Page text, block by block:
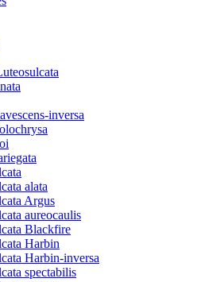
inversa
alata
Argus
aureocaulis
Blackfire
Harbin
Harbin-inversa
spectabilis